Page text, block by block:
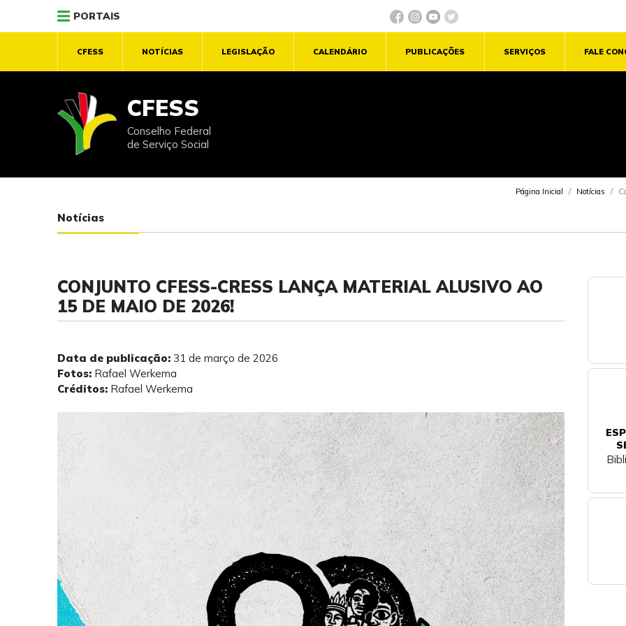
PORTAIS
CFESS NOTÍCIAS LEGISLAÇÃO CALENDÁRIO PUBLICAÇÕES SERVIÇOS FALE
CFESS
Conselho Federal
de Serviço Social
Página Inicial Notícias
Notícias
CONJUNTO CFESS-CRESS LANÇA MATERIAL ALUSIVO AO
15 DE MAIO DE 2026!
Data de publicação: 31 de março de 2026
Fotos: Rafael Werkema
Créditos: Rafael Werkema